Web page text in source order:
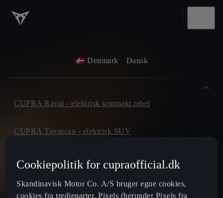
Denmark Dansk
CUPRA Raval - elektrisk kompakt rebel
CUPRA Tavascan - elektrisk SUV
CUPRA Born - 100% elektrisk
CUPRA Terramar - SUV
Cookiepolitik for cupraofficial.dk
Skandinavisk Motor Co. A/S bruger egne cookies,
cookies fra tredjeparter, Pixels (herunder Pixels fra